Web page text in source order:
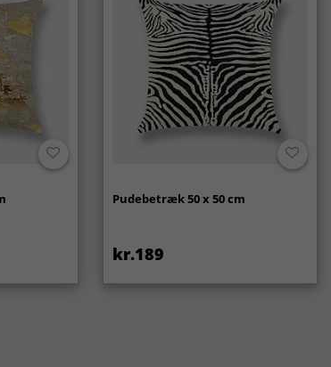
Pudebetræk 50 x 50 cm
kr.189